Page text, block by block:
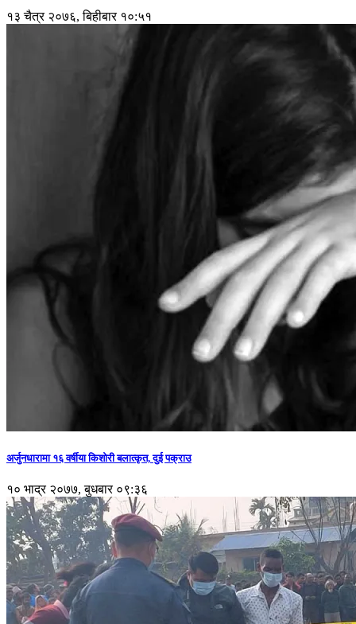
१३ चैत्र २०७६, बिहीबार १०:५१
अर्जुनधारामा १६ वर्षीया किशोरी बलात्कृत, दुई पक्राउ
१० भाद्र २०७७, बुधबार ०९:३६